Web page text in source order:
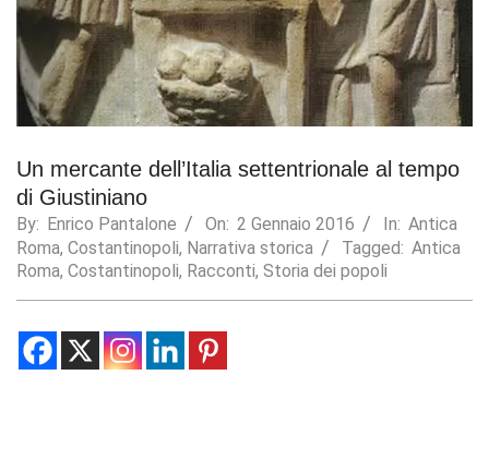
Un mercante dell’Italia settentrionale al tempo
di Giustiniano
By: Enrico Pantalone On: 2 Gennaio 2016 In: Antica
Roma, Costantinopoli, Narrativa storica Tagged: Antica
Roma, Costantinopoli, Racconti, Storia dei popoli
Statistics
In order for
us to
improve the
website's
structure,
based on
how the
website is
used.
Experience
In order for